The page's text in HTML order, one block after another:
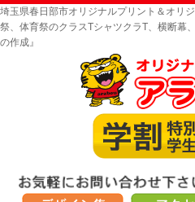
埼玉県春日部市オリジナルプリント＆オリ
祭、体育祭のクラスTシャツクラT、横断幕
の作成』